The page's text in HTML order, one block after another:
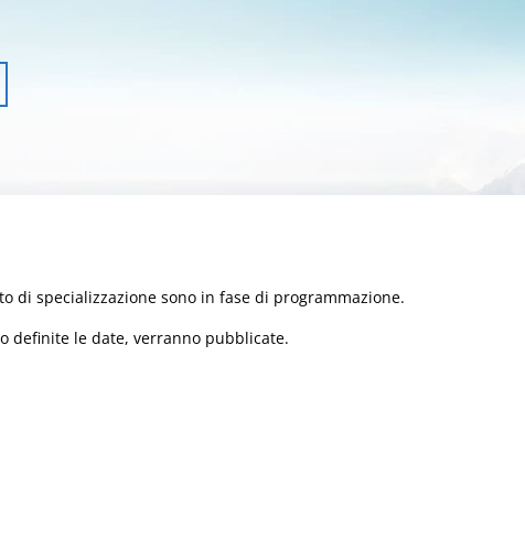
di specializzazione sono in fase di programmazione.
definite le date, verranno pubblicate.